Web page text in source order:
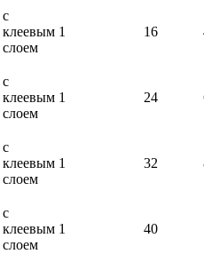
с
клеевым
слоем
1 16
с
клеевым
слоем
1 24
с
клеевым
слоем
1 32
с
клеевым
слоем
1 40